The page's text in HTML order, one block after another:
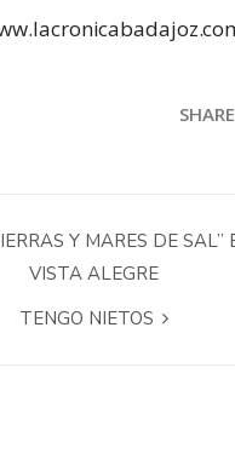
SHARE
Y MARES DE
VISTA ALEGRE
TENGO NIETOS